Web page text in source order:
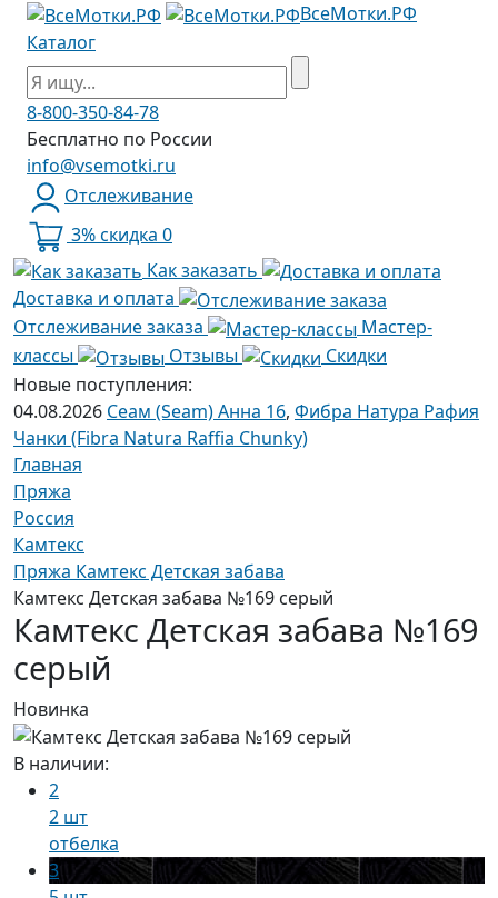
ВсеМотки.РФ
Каталог
8-800-350-84-78
Бесплатно по России
info@vsemotki.ru
Отслеживание
3% скидка 0
Как заказать
Доставка и оплата
Отслеживание заказа
Мастер-
классы
Отзывы
Скидки
Новые поступления:
04.08.2026 Сеам (Seam) Анна 16, Фибра Натура Рафия
Чанки (Fibra Natura Raffia Chunky)
Главная
Пряжа
Россия
Камтекс
Пряжа Камтекс Детская забава
Камтекс Детская забава №169 серый
Камтекс Детская забава №169
серый
Новинка
В наличии:
2
2 шт
отбелка
3